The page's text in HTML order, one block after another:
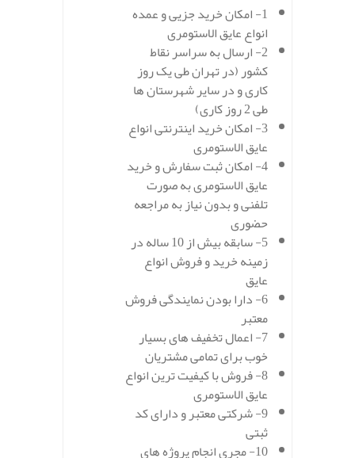
1- امکان خرید جزیی و عمده
انواع عایق الاستومری
2- ارسال به سراسر نقاط
کشور (در تهران طی یک روز
کاری و در سایر شهرستان ها
طی 2 روز کاری)
3- امکان خرید اینترنتی انواع
عایق الاستومری
4- امکان ثبت سفارش و خرید
عایق الاستومری به صورت
تلفنی و بدون نیاز به مراجعه
حضوری
5- سابقه بیش از 10 ساله در
زمینه خرید و فروش انواع
عایق
6- دارا بودن نمایندگی فروش
معتبر
7- اعمال تخفیف های بسیار
خوب برای تمامی مشتریان
8- فروش با کیفیت ترین انواع
عایق الاستومری
9- شرکتی معتبر و دارای کد
ثبتی
10- مجری انجام پروژه های